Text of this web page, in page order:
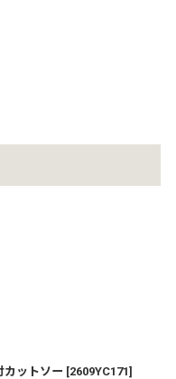
カットソー [2609YC171]